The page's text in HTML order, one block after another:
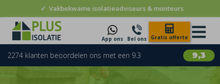
✓ Vakbekwame isolatieadviseurs & monteurs
App ons Bel ons Gratis offerte
9,3
2274 klanten beoordelen ons met een 9.3